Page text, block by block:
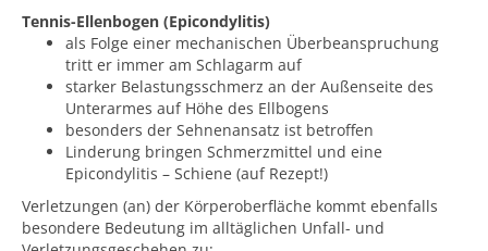
Tennis-Ellenbogen (Epicondylitis)
als Folge einer mechanischen Überbeanspruchung
tritt er immer am Schlagarm auf
starker Belastungsschmerz an der Außenseite des
Unterarmes auf Höhe des Ellbogens
besonders der Sehnenansatz ist betroffen
Linderung bringen Schmerzmittel und eine
Epicondylitis – Schiene (auf Rezept!)
Verletzungen (an) der Körperoberfläche kommt ebenfalls
besondere Bedeutung im alltäglichen Unfall- und